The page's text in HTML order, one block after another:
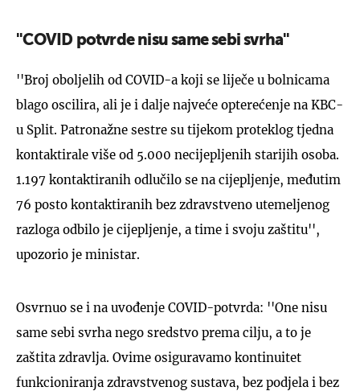
''COVID potvrde nisu same sebi svrha''
''Broj oboljelih od COVID-a koji se liječe u bolnicama
blago oscilira, ali je i dalje najveće opterećenje na KBC-
u Split. Patronažne sestre su tijekom proteklog tjedna
kontaktirale više od 5.000 necijepljenih starijih osoba.
1.197 kontaktiranih odlučilo se na cijepljenje, međutim
76 posto kontaktiranih bez zdravstveno utemeljenog
razloga odbilo je cijepljenje, a time i svoju zaštitu'',
upozorio je ministar.
Osvrnuo se i na uvođenje COVID-potvrda: ''One nisu
same sebi svrha nego sredstvo prema cilju, a to je
zaštita zdravlja. Ovime osiguravamo kontinuitet
funkcioniranja zdravstvenog sustava, bez podjela i bez